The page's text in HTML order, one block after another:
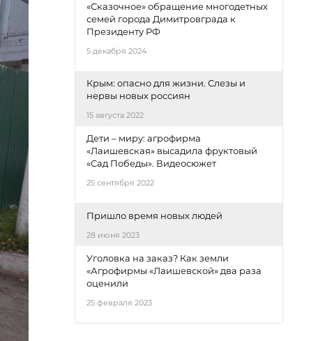
«Сказочное» обращение многодетных
семей города Димитровграда к
Президенту РФ
5 декабря 2024
Крым: опасно для жизни. Слезы и
нервы новых россиян
15 августа 2022
Дети – миру: агрофирма
«Лаишевская» высадила фруктовый
«Сад Победы». Видеосюжет
25 сентября 2022
Пришло время новых людей
28 июня 2023
Уголовка на заказ? Как земли
«Агрофирмы «Лаишевской» два раза
оценили
25 февраля 2023